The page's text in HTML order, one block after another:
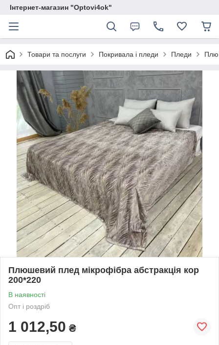
Інтернет-магазин "Optovi4ok"
Товари та послуги Покривала і пледи Пледи
Плюшевий плед мікрофібра абстракція кор
200*220
В наявності
Опт і роздріб
1 012,50 ₴